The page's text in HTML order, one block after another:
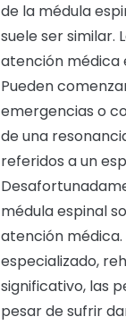
de la médula
suele ser similar.
atención médica
Pueden
emergencias o
de una
referidos a un
médula espinal
atención
especializado,
significativo, las
pesar de sufrir